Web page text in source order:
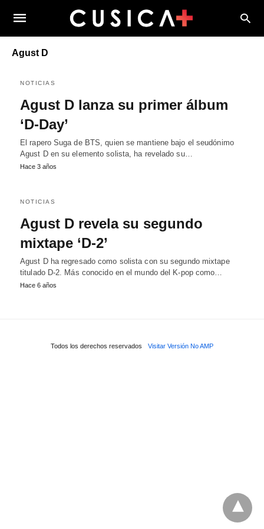
Agust D
NOTICIAS
Agust D lanza su primer álbum
‘D-Day’
El rapero Suga de BTS, quien se mantiene bajo el seudónimo
Agust D en su elemento solista, ha revelado su…
Hace 3 años
NOTICIAS
Agust D revela su segundo
mixtape ‘D-2’
Agust D ha regresado como solista con su segundo mixtape
titulado D-2. Más conocido en el mundo del K-pop como…
Hace 6 años
Todos los derechos reservados Visitar Versión No AMP